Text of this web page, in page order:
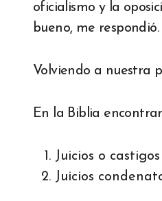
oficialismo y la
bueno, me respondió.
Volviendo a nuestra
En la Biblia
Juicios o
Juicios